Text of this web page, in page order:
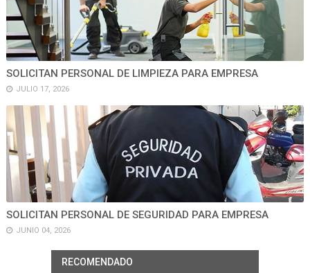
SOLICITAN PERSONAL DE LIMPIEZA PARA EMPRESA
JULIO 17, 2026
SOLICITAN PERSONAL DE SEGURIDAD PARA EMPRESA
JUNIO 04, 2026
RECOMENDADO